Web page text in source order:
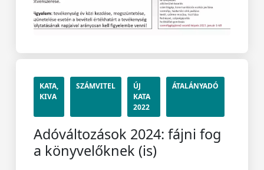
KATA,
KIVA
SZÁMVITEL
ÚJ
KATA
2022
ÁTALÁNYADÓ
Adóváltozások 2024: fájni fog
a könyvelőknek (is)